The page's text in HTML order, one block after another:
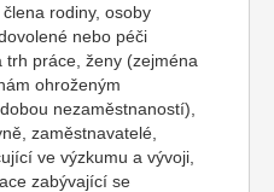
rodiny, osoby
nebo péči
práce, ženy (zejména
ohroženým
nezaměstnaností),
zaměstnavatelé,
ve výzkumu a vývoji,
zabývající se